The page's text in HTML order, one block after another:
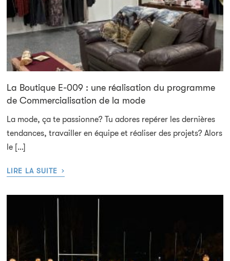
La Boutique E-009 : une réalisation du programme
de Commercialisation de la mode
La mode, ça te passionne? Tu adores repérer les dernières
tendances, travailler en équipe et réaliser des projets? Alors
le […]
LIRE LA SUITE ›